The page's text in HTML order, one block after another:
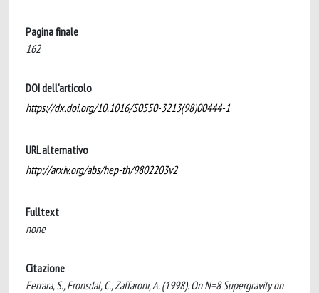
Pagina finale
162
DOI dell'articolo
https://dx.doi.org/10.1016/S0550-3213(98)00444-1
URL alternativo
http://arxiv.org/abs/hep-th/9802203v2
Fulltext
none
Citazione
Ferrara, S., Fronsdal, C., Zaffaroni, A. (1998). On N=8 Supergravity on